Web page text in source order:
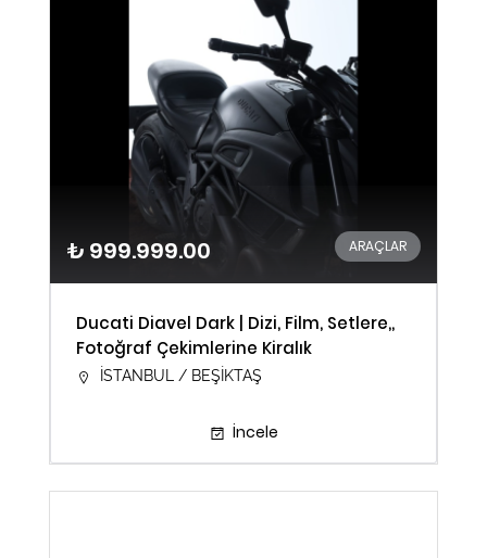
₺ 999.999.00 ARAÇLAR
Ducati Diavel Dark | Dizi, Film, Setlere,,
Fotoğraf Çekimlerine Kiralık
İSTANBUL / BEŞİKTAŞ
İncele